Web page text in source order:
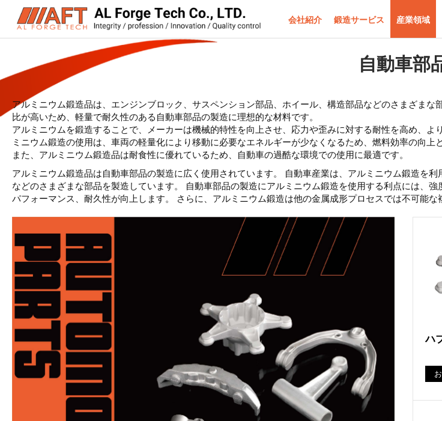
会社紹介 鍛造サービス 産業領域
自動車部
アルミニウム鍛造品は、エンジンブロック、サスペンション部品、ホイール、構造部品などのさまざま
比が高いため、軽量で耐久性のある自動車部品の製造に理想的な材料です。
アルミニウムを鍛造することで、メーカーは機械的特性を向上させ、応力や歪みに対する耐性を高め、
ミニウム鍛造の使用は、車両の軽量化により移動に必要なエネルギーが少なくなるため、燃料効率の向上
また、アルミニウム鍛造品は耐食性に優れているため、自動車の過酷な環境での使用に最適です。
アルミニウム鍛造品は自動車部品の製造に広く使用されています。 自動車産業は、アルミニウム鍛造を
などのさまざまな部品を製造しています。 自動車部品の製造にアルミニウム鍛造を使用する利点には、
パフォーマンス、耐久性が向上します。 さらに、アルミニウム鍛造は他の金属成形プロセスでは不可能
ハ